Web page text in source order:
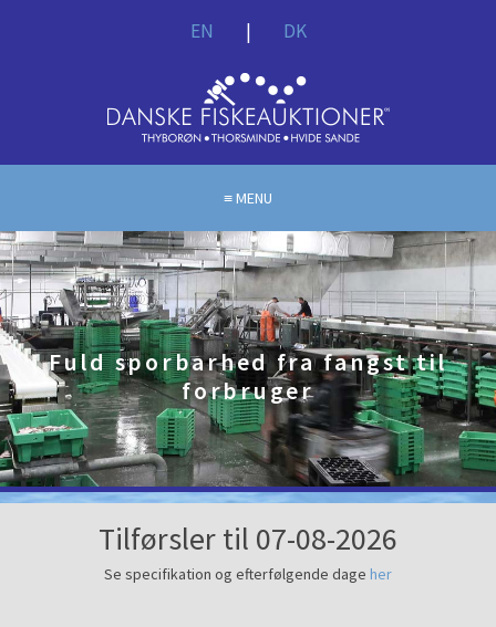
Fuld sporbarhed fra fangst til
forbruger
EN | DK
MENU
Tilførsler til 07-08-2026
Se specifikation og efterfølgende dage her